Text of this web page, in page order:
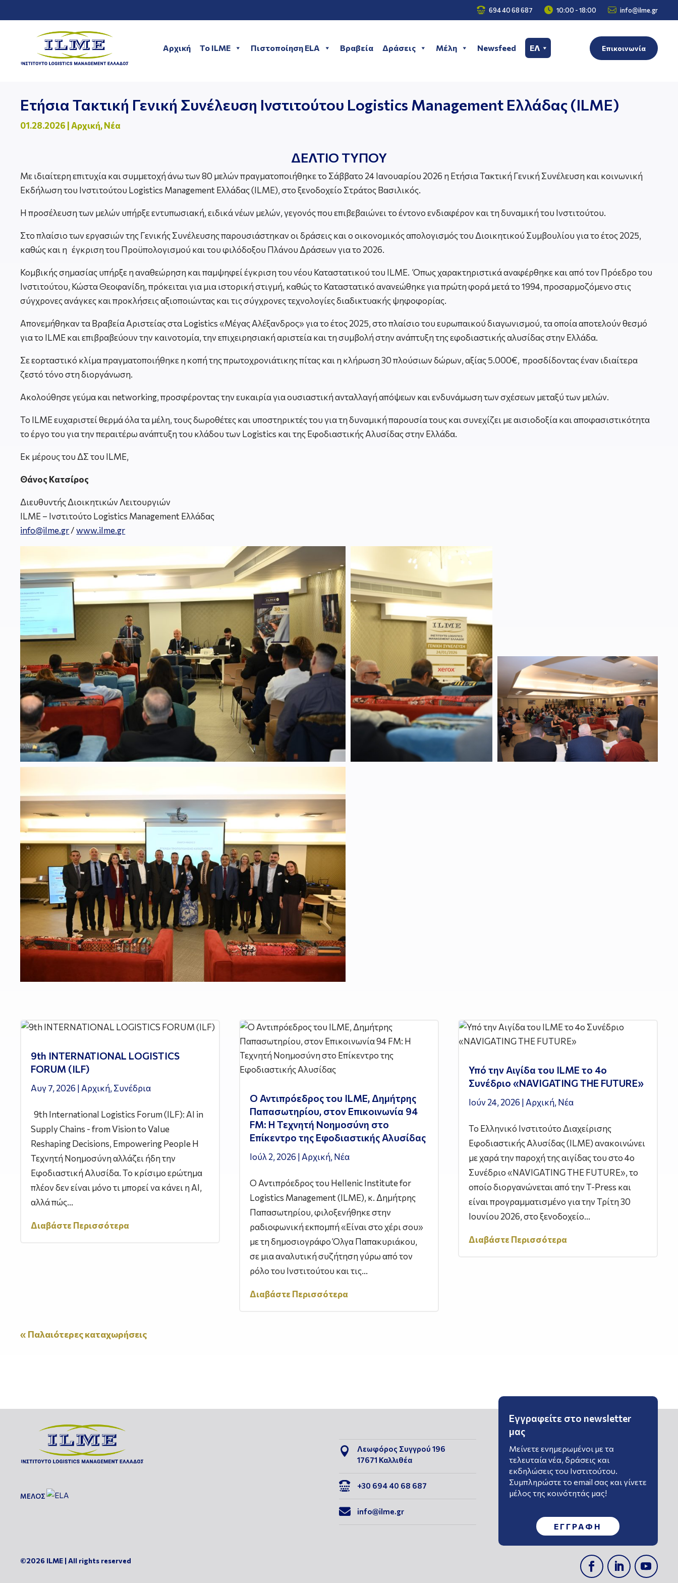
 694 40 68 687  10:00 - 18:00  info@ilme.gr
Αρχική To ILME Πιστοποίηση ELA Βραβεία Δράσεις Μέλη Newsfeed ΕΛ Επικοινωνία
Ετήσια Τακτική Γενική Συνέλευση Ινστιτούτου Logistics Management Ελλάδας (ILME)
01.28.2026 |Αρχική,Νέα
ΔΕΛΤΙΟ ΤΥΠΟΥ
Με ιδιαίτερη επιτυχία και συμμετοχή άνω των 80 μελών πραγματοποιήθηκε το Σάββατο 24 Ιανουαρίου 2026 η Ετήσια Τακτική Γενική Συνέλευση και κοινωνική
Εκδήλωση του Ινστιτούτου Logistics Management Ελλάδας (ILME), στο ξενοδοχείο Στράτος Βασιλικός.
Η προσέλευση των μελών υπήρξε εντυπωσιακή, ειδικά νέων μελών, γεγονός που επιβεβαιώνει το έντονο ενδιαφέρον και τη δυναμική του Ινστιτούτου.
Στο πλαίσιο των εργασιών της Γενικής Συνέλευσης παρουσιάστηκαν οι δράσεις και ο οικονομικός απολογισμός του Διοικητικού Συμβουλίου για το έτος 2025,
καθώς και η έγκριση του Προϋπολογισμού και του φιλόδοξου Πλάνου Δράσεων για το 2026.
Κομβικής σημασίας υπήρξε η αναθεώρηση και παμψηφεί έγκριση του νέου Καταστατικού του ILME. Όπως χαρακτηριστικά αναφέρθηκε και από τον Πρόεδρο του
Ινστιτούτου, Κώστα Θεοφανίδη, πρόκειται για μια ιστορική στιγμή, καθώς το Καταστατικό ανανεώθηκε για πρώτη φορά μετά το 1994, προσαρμοζόμενο στις
σύγχρονες ανάγκες και προκλήσεις αξιοποιώντας και τις σύγχρονες τεχνολογίες διαδικτυακής ψηφοφορίας.
Απονεμήθηκαν τα Βραβεία Αριστείας στα Logistics «Μέγας Αλέξανδρος» για το έτος 2025, στο πλαίσιο του ευρωπαικού διαγωνισμού, τα οποία αποτελούν θεσμό
για το ILME και επιβραβεύουν την καινοτομία, την επιχειρησιακή αριστεία και τη συμβολή στην ανάπτυξη της εφοδιαστικής αλυσίδας στην Ελλάδα.
Σε εορταστικό κλίμα πραγματοποιήθηκε η κοπή της πρωτοχρονιάτικης πίτας και η κλήρωση 30 πλούσιων δώρων, αξίας 5.000€, προσδίδοντας έναν ιδιαίτερα
ζεστό τόνο στη διοργάνωση.
Ακολούθησε γεύμα και networking, προσφέροντας την ευκαιρία για ουσιαστική ανταλλαγή απόψεων και ενδυνάμωση των σχέσεων μεταξύ των μελών.
Το ILME ευχαριστεί θερμά όλα τα μέλη, τους δωροθέτες και υποστηρικτές του για τη δυναμική παρουσία τους και συνεχίζει με αισιοδοξία και αποφασιστικότητα
το έργο του για την περαιτέρω ανάπτυξη του κλάδου των Logistics και της Εφοδιαστικής Αλυσίδας στην Ελλάδα.
Εκ μέρους του ΔΣ του ILME,
Θάνος Κατσίρος
Διευθυντής Διοικητικών Λειτουργιών
ILME – Ινστιτούτο Logistics Management Ελλάδας
info@ilme.gr/www.ilme.gr
9th INTERNATIONAL LOGISTICS
FORUM (ILF)
Αυγ 7, 2026 | Αρχική, Συνέδρια
9th International Logistics Forum (ILF): AI in
Supply Chains - from Vision to Value
Reshaping Decisions, Empowering People Η
Τεχνητή Νοημοσύνη αλλάζει ήδη την
Εφοδιαστική Αλυσίδα. Το κρίσιμο ερώτημα
πλέον δεν είναι μόνο τι μπορεί να κάνει η AI,
αλλά πώς...
Διαβάστε Περισσότερα
Ο Αντιπρόεδρος του ILME, Δημήτρης
Παπασωτηρίου, στον Επικοινωνία 94
FM: Η Τεχνητή Νοημοσύνη στο
Επίκεντρο της Εφοδιαστικής Αλυσίδας
Ιούλ 2, 2026 | Αρχική, Νέα
Ο Αντιπρόεδρος του Hellenic Institute for
Logistics Management (ILME), κ. Δημήτρης
Παπασωτηρίου, φιλοξενήθηκε στην
ραδιοφωνική εκπομπή «Είναι στο χέρι σου»
με τη δημοσιογράφο Όλγα Παπακυριάκου,
σε μια αναλυτική συζήτηση γύρω από τον
ρόλο του Ινστιτούτου και τις...
Διαβάστε Περισσότερα
Υπό την Αιγίδα του ILME το 4ο
Συνέδριο «NAVIGATING THE FUTURE»
Ιούν 24, 2026 | Αρχική, Νέα
Το Ελληνικό Ινστιτούτο Διαχείρισης
Εφοδιαστικής Αλυσίδας (ILME) ανακοινώνει
με χαρά την παροχή της αιγίδας του στο 4ο
Συνέδριο «NAVIGATING THE FUTURE», το
οποίο διοργανώνεται από την T-Press και
είναι προγραμματισμένο για την Τρίτη 30
Ιουνίου 2026, στο ξενοδοχείο...
Διαβάστε Περισσότερα
« Παλαιότερες καταχωρήσεις
ΜΕΛΟΣ

Λεωφόρος Συγγρού 196
17671 Καλλιθέα
 +30 694 40 68 687
 info@ilme.gr
Εγγραφείτε στο newsletter
μας
Μείνετε ενημερωμένοι με τα
τελευταία νέα, δράσεις και
εκδηλώσεις του Ινστιτούτου.
Συμπληρώστε το email σας και γίνετε
μέλος της κοινότητάς μας!
ΕΓΓΡΑΦΗ
©2026 ILME | All rights reserved